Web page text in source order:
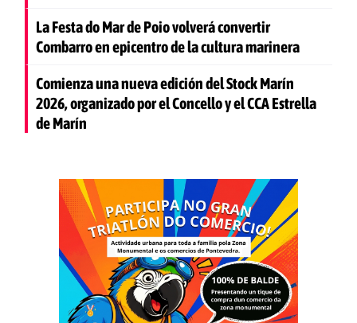
La Festa do Mar de Poio volverá convertir
Combarro en epicentro de la cultura marinera
Comienza una nueva edición del Stock Marín
2026, organizado por el Concello y el CCA Estrella
de Marín